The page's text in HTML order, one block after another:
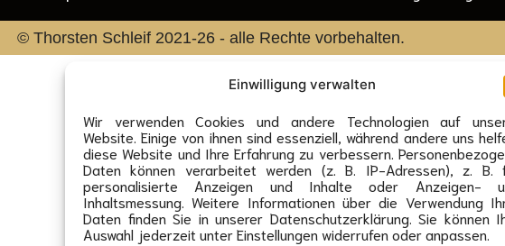
Einwilligung verwalten
Wir verwenden Cookies und andere Technologien auf
Website. Einige von ihnen sind essenziell, während andere uns
diese Website und Ihre Erfahrung zu verbessern.
Daten können verarbeitet werden (z. B. IP-Adressen), z. B.
personalisierte Anzeigen und Inhalte oder Anzeigen-
Inhaltsmessung. Weitere Informationen über die Verwendung
Daten finden Sie in unserer Datenschutzerklärung. Sie können
Auswahl jederzeit unter Einstellungen widerrufen oder anpassen.
© Thorsten Schleif 2021-26 - alle Rechte vorbehalten.